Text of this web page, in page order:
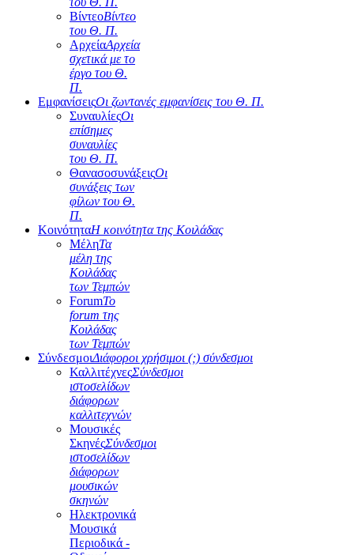
ΒίντεοΒίντεο
του Θ. Π.
ΑρχείαΑρχεία
σχετικά με το
έργο του Θ.
Π.
ΕμφανίσειςΟι ζωντανές εμφανίσεις του Θ. Π.
ΣυναυλίεςΟι
επίσημες
συναυλίες
του Θ. Π.
ΘανασοσυνάξειςΟι
συνάξεις των
φίλων του Θ.
Π.
ΚοινότηταΗ κοινότητα της Κοιλάδας
ΜέληΤα
μέλη της
Κοιλάδας
των Τεμπών
ForumΤο
forum της
Κοιλάδας
των Τεμπών
ΣύνδεσμοιΔιάφοροι χρήσιμοι (;) σύνδεσμοι
ΚαλλιτέχνεςΣύνδεσμοι
ιστοσελίδων
διάφορων
καλλιτεχνών
Μουσικές
ΣκηνέςΣύνδεσμοι
ιστοσελίδων
διάφορων
μουσικών
σκηνών
Ηλεκτρονικά
Μουσικά
Περιοδικά -